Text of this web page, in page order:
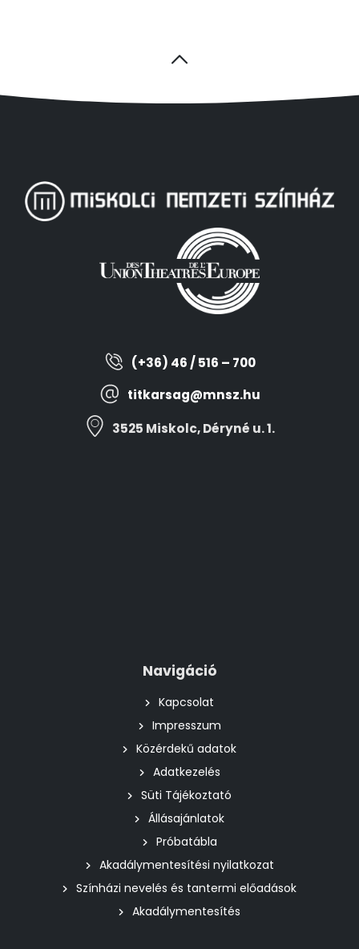
(+36) 46 / 516 – 700
titkarsag@mnsz.hu
3525 Miskolc, Déryné u. 1.
Navigáció
Kapcsolat
Impresszum
Közérdekű adatok
Adatkezelés
Süti Tájékoztató
Állásajánlatok
Próbatábla
Akadálymentesítési nyilatkozat
Színházi nevelés és tantermi előadások
Akadálymentesítés